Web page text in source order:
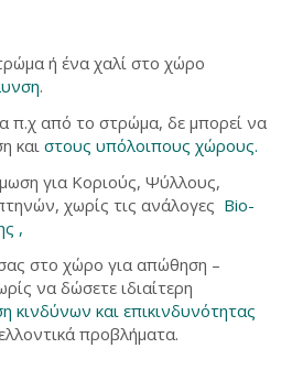
ή ένα χαλί στο χώρο
.
π.χ από το στρώμα, δε μπορεί να
και στους υπόλοιπους χώρους.
για Κοριούς, Ψύλλους,
χωρίς τις ανάλογες Bio-
,
στο χώρο για απώθηση –
να δώσετε ιδιαίτερη
κινδύνων και επικινδυνότητας
προβλήματα.